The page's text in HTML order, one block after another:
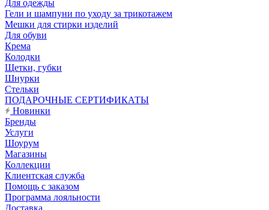
Для одежды
Гели и шампуни по уходу за трикотажем
Мешки для стирки изделий
Для обуви
Крема
Колодки
Щетки, губки
Шнурки
Стельки
ПОДАРОЧНЫЕ СЕРТИФИКАТЫ
Новинки
Бренды
Услуги
Шоурум
Магазины
Коллекции
Клиентская служба
Помощь с заказом
Программа лояльности
Доставка